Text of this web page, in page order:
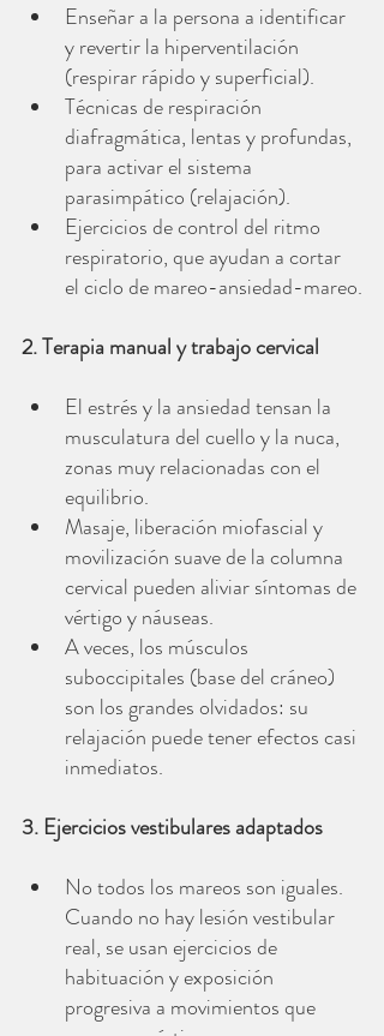
Enseñar a la persona a identificar
y revertir la hiperventilación
(respirar rápido y superficial).
Técnicas de respiración
diafragmática, lentas y profundas,
para activar el sistema
parasimpático (relajación).
Ejercicios de control del ritmo
respiratorio, que ayudan a cortar
el ciclo de mareo-ansiedad-mareo.
2. Terapia manual y trabajo cervical
El estrés y la ansiedad tensan la
musculatura del cuello y la nuca,
zonas muy relacionadas con el
equilibrio.
Masaje, liberación miofascial y
movilización suave de la columna
cervical pueden aliviar síntomas de
vértigo y náuseas.
A veces, los músculos
suboccipitales (base del cráneo)
son los grandes olvidados: su
relajación puede tener efectos casi
inmediatos.
3. Ejercicios vestibulares adaptados
No todos los mareos son iguales.
Cuando no hay lesión vestibular
real, se usan ejercicios de
habituación y exposición
progresiva a movimientos que